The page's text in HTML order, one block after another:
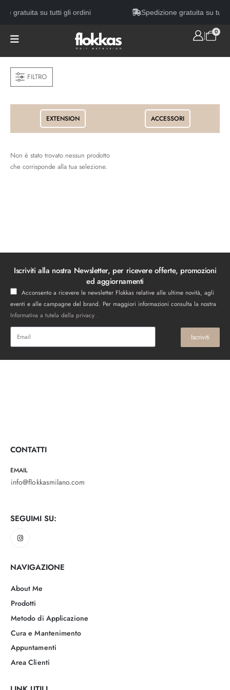
gratuita su tutti gli ordini Spedizione gratuita su tutti
0
FILTRO
EXTENSION ACCESSORI
Non è stato trovato nessun prodotto
che corrisponde alla tua selezione.
Iscriviti alla nostra Newsletter, per ricevere offerte, promozioni
ed aggiornamenti
Acconsento a ricevere le newsletter Flokkas relative alle ultime novità, agli
eventi e alle campagne del brand. Per maggiori informazioni consulta la nostra
Informativa a tutela della privacy .
Iscriviti
CONTATTI
EMAIL
info@flokkasmilano.com
SEGUIMI SU:
NAVIGAZIONE
About Me
Prodotti
Metodo di Applicazione
Cura e Mantenimento
Appuntamenti
Area Clienti